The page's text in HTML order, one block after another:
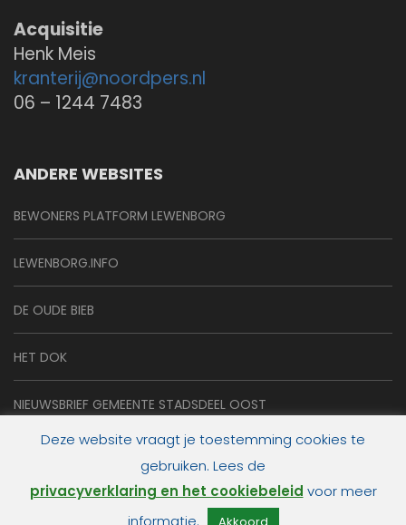
Acquisitie
Henk Meis
kranterij@noordpers.nl
06 – 1244 7483
ANDERE WEBSITES
BEWONERS PLATFORM LEWENBORG
LEWENBORG.INFO
DE OUDE BIEB
HET DOK
NIEUWSBRIEF GEMEENTE STADSDEEL OOST
© 2026de Lewenborger online.
Deze website vraagt je toestemming cookies te
gebruiken. Lees de
privacyverklaring en het cookiebeleid voor meer
informatie.